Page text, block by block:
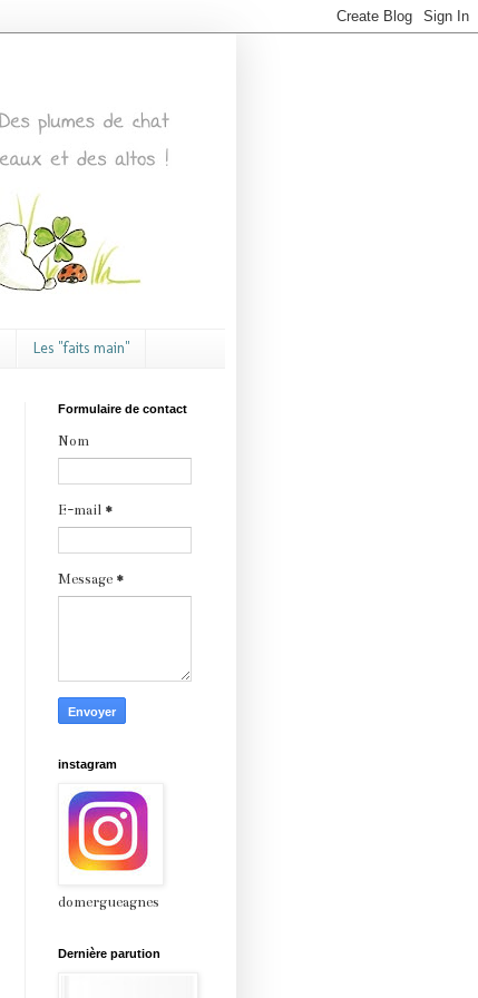
Les "faits main"
Formulaire de contact
Nom
E-mail *
Message *
instagram
domergueagnes
Dernière parution